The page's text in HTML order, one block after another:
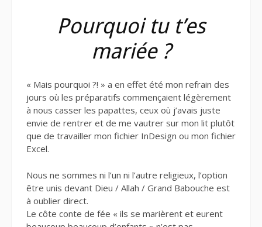
Pourquoi tu t’es
mariée ?
« Mais pourquoi ?! » a en effet été mon refrain des
jours où les préparatifs commençaient légèrement
à nous casser les papattes, ceux où j’avais juste
envie de rentrer et de me vautrer sur mon lit plutôt
que de travailler mon fichier InDesign ou mon fichier
Excel.
Nous ne sommes ni l’un ni l’autre religieux, l’option
être unis devant Dieu / Allah / Grand Babouche est
à oublier direct.
Le côte conte de fée « ils se marièrent et eurent